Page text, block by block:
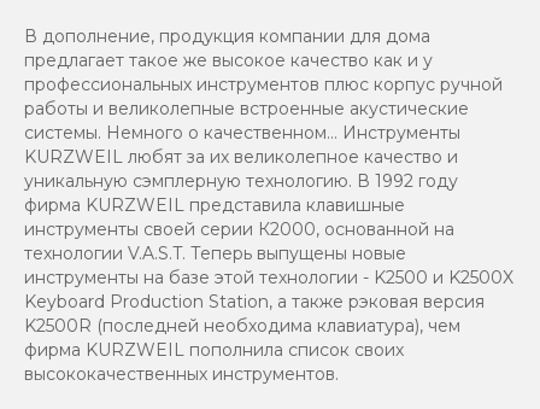
В дополнение, продукция компании для дома
предлагает такое же высокое качество как и у
профессиональных инструментов плюс корпус ручной
работы и великолепные встроенные акустические
системы. Немного о качественном... Инструменты
KURZWEIL любят за их великолепное качество и
уникальную сэмплерную технологию. В 1992 году
фирма KURZWEIL представила клавишные
инструменты своей серии К2000, основанной на
технологии V.A.S.T. Теперь выпущены новые
инструменты на базе этой технологии - K2500 и K2500X
Keyboard Production Station, а также рэковая версия
K2500R (последней необходима клавиатура), чем
фирма KURZWEIL пополнила список своих
высококачественных инструментов.